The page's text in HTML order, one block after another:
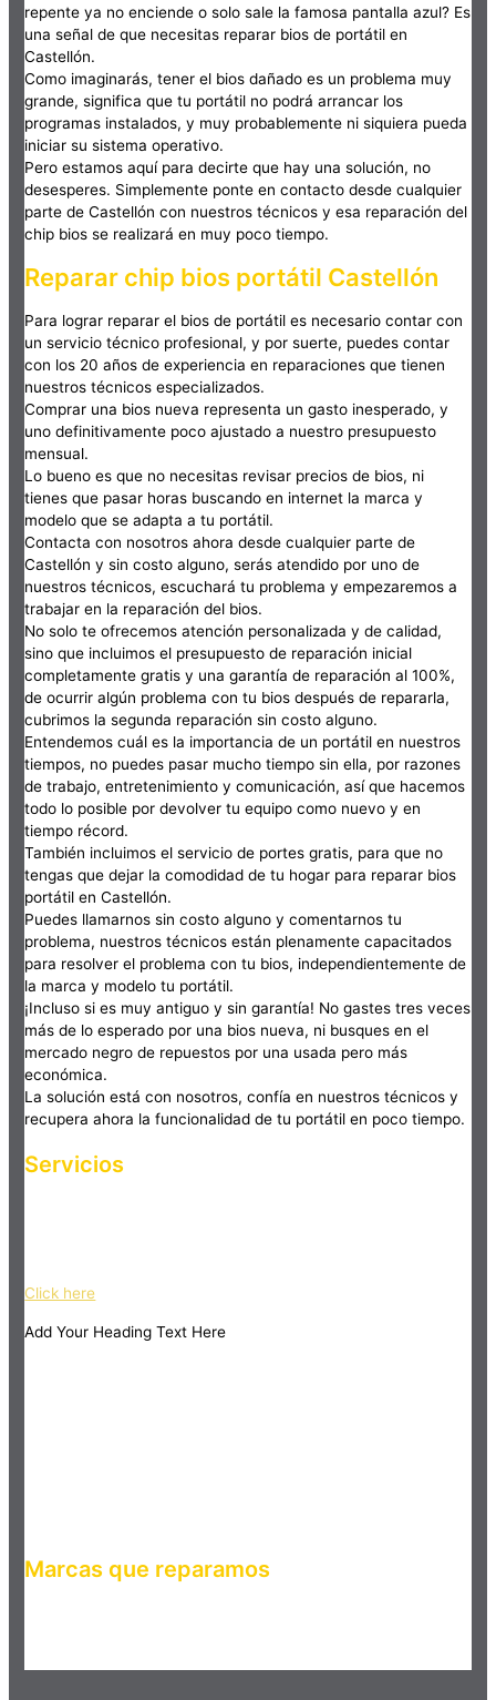
repente ya no enciende o solo sale la famosa pantalla azul? Es
una señal de que necesitas reparar bios de portátil en
Castellón.
Como imaginarás, tener el bios dañado es un problema muy
grande, significa que tu portátil no podrá arrancar los
programas instalados, y muy probablemente ni siquiera pueda
iniciar su sistema operativo.
Pero estamos aquí para decirte que hay una solución, no
desesperes. Simplemente ponte en contacto desde cualquier
parte de Castellón con nuestros técnicos y esa reparación del
chip bios se realizará en muy poco tiempo.
Reparar chip bios portátil Castellón
Para lograr reparar el bios de portátil es necesario contar con
un servicio técnico profesional, y por suerte, puedes contar
con los 20 años de experiencia en reparaciones que tienen
nuestros técnicos especializados.
Comprar una bios nueva representa un gasto inesperado, y
uno definitivamente poco ajustado a nuestro presupuesto
mensual.
Lo bueno es que no necesitas revisar precios de bios, ni
tienes que pasar horas buscando en internet la marca y
modelo que se adapta a tu portátil.
Contacta con nosotros ahora desde cualquier parte de
Castellón y sin costo alguno, serás atendido por uno de
nuestros técnicos, escuchará tu problema y empezaremos a
trabajar en la reparación del bios.
No solo te ofrecemos atención personalizada y de calidad,
sino que incluimos el presupuesto de reparación inicial
completamente gratis y una garantía de reparación al 100%,
de ocurrir algún problema con tu bios después de repararla,
cubrimos la segunda reparación sin costo alguno.
Entendemos cuál es la importancia de un portátil en nuestros
tiempos, no puedes pasar mucho tiempo sin ella, por razones
de trabajo, entretenimiento y comunicación, así que hacemos
todo lo posible por devolver tu equipo como nuevo y en
tiempo récord.
También incluimos el servicio de portes gratis, para que no
tengas que dejar la comodidad de tu hogar para reparar bios
portátil en Castellón.
Puedes llamarnos sin costo alguno y comentarnos tu
problema, nuestros técnicos están plenamente capacitados
para resolver el problema con tu bios, independientemente de
la marca y modelo tu portátil.
¡Incluso si es muy antiguo y sin garantía! No gastes tres veces
más de lo esperado por una bios nueva, ni busques en el
mercado negro de repuestos por una usada pero más
económica.
La solución está con nosotros, confía en nuestros técnicos y
recupera ahora la funcionalidad de tu portátil en poco tiempo.
Servicios
Click here
Add Your Heading Text Here
Marcas que reparamos